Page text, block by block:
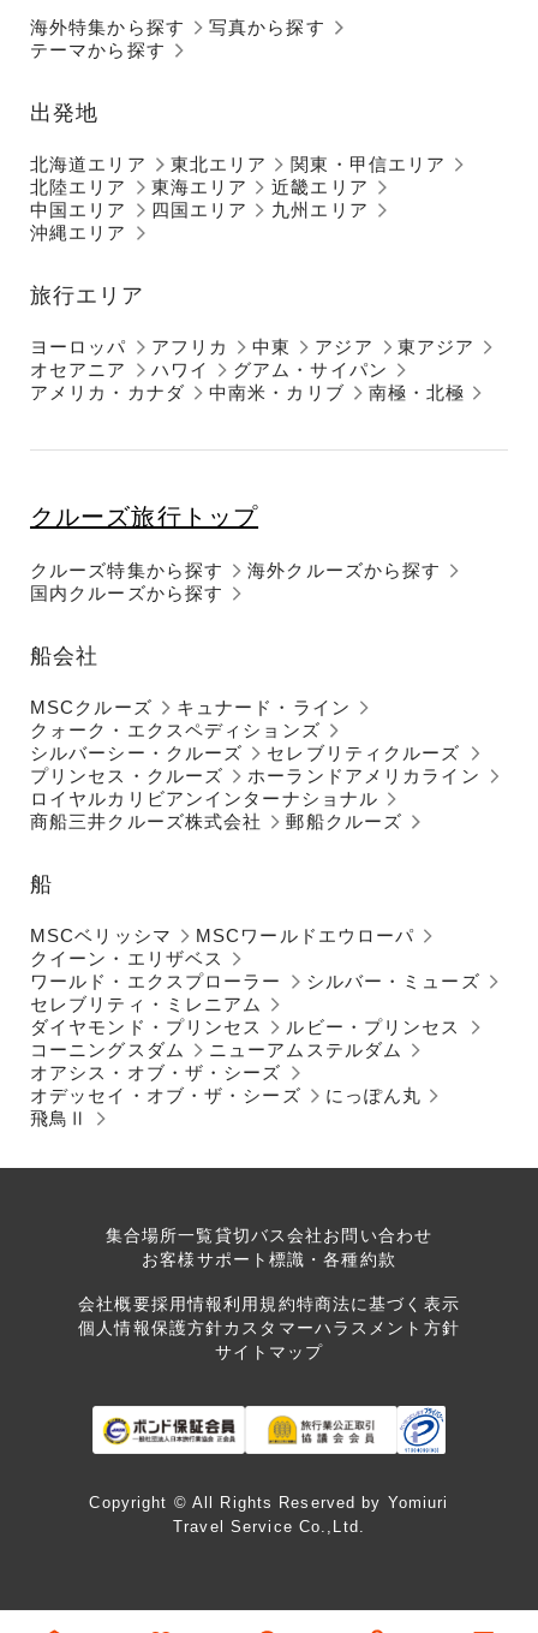
海外特集から探す
テーマから探す
写真から探す
出発地
北海道エリア 東北エリア
関東・甲信エリア
北陸エリア
東海エリア
近畿エリア
中国エリア
四国エリア
九州エリア
沖縄エリア
旅行エリア
ヨーロッパ アフリカ 中東 アジア
東アジア
オセアニア
ハワイ
グアム・サイパン
アメリカ・カナダ
中南米・カリブ 南極・北極
クルーズ旅行トップ
クルーズ特集から探す
国内クルーズから探す
海外クルーズから探す
船会社
MSCクルーズ
キュナード・ライン
クォーク・エクスペディションズ
シルバーシー・クルーズ
セレブリティクルーズ
プリンセス・クルーズ
ホーランドアメリカライン
ロイヤルカリビアンインターナショナル
商船三井クルーズ株式会社
郵船クルーズ
船
MSCベリッシマ
MSCワールドエウローパ
クイーン・エリザベス
ワールド・エクスプローラー
シルバー・ミューズ
セレブリティ・ミレニアム
ダイヤモンド・プリンセス
ルビー・プリンセス
コーニングスダム
ニューアムステルダム
オアシス・オブ・ザ・シーズ
オデッセイ・オブ・ザ・シーズ
にっぽん丸
飛鳥Ⅱ
集合場所一覧貸切バス会社お問い合わせ
お客様サポート 標識・各種約款
会社概要採用情報利用規約特商法に基づく表示
個人情報保護方針カスタマーハラスメント方針
サイトマップ
Copyright © All Rights Reserved by Yomiuri
Travel Service Co.,Ltd.